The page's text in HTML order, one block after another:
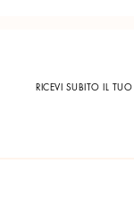
RICEVI SUBITO IL